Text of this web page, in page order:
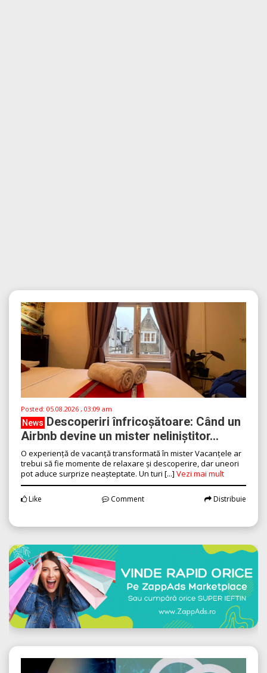
Posted: 05.08.2026 , 03:09 am
News Descoperiri înfricoșătoare: Când un
Airbnb devine un mister neliniștitor...
O experiență de vacanță transformată în mister Vacanțele ar
trebui să fie momente de relaxare și descoperire, dar uneori
pot aduce surprize neașteptate. Un turi [...] Vezi mai mult
Like Comment Distribuie